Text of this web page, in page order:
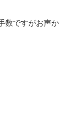
数ですがお声か